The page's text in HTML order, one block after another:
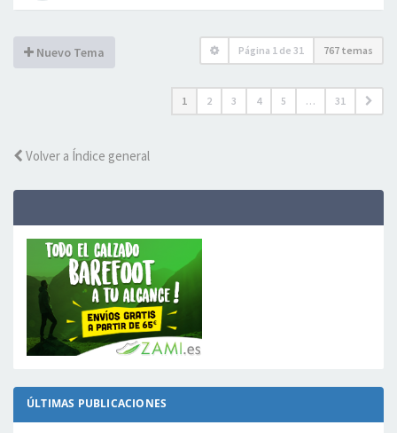
ÚLTIMAS PUBLICACIONES
Nuevo Tema Página 1 de 31 767 temas
1 2 3 4 5 … 31
Volver a Índice general